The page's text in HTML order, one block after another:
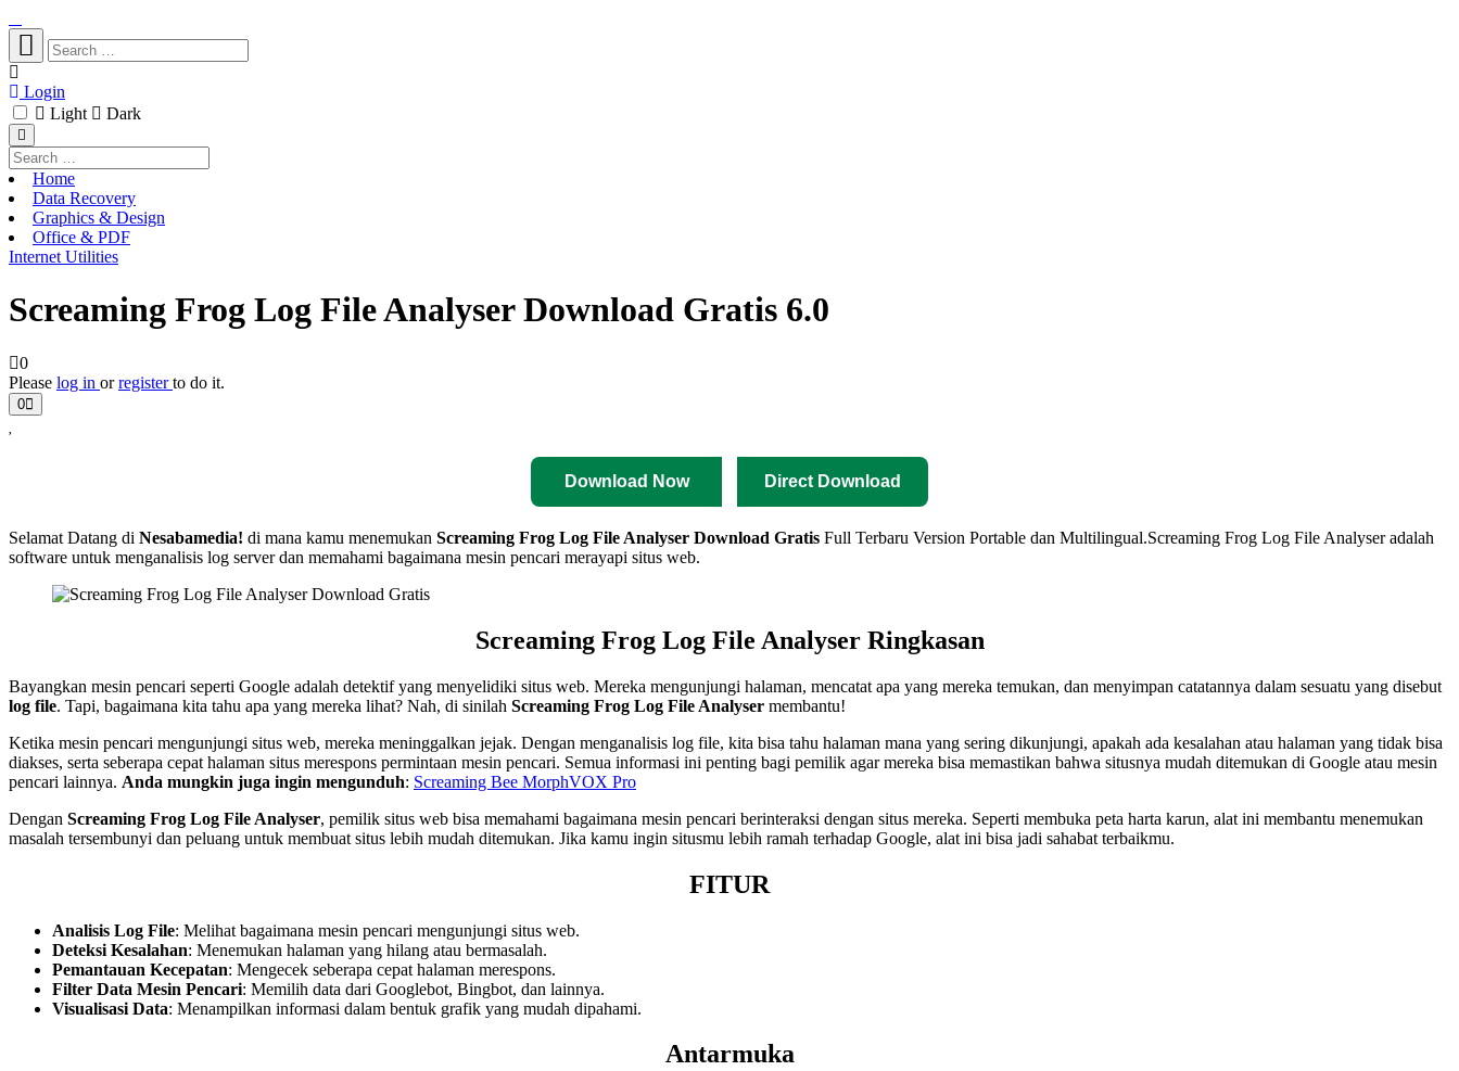
Login
Light
Dark
Home
Data Recovery
Graphics & Design
Office & PDF
Internet Utilities
Screaming Frog Log File Analyser Download Gratis 6.0
0
Please log in orregisterto do it.
0
Download Now Direct Download
Selamat Datang di Nesabamedia! di mana kamu menemukan Screaming Frog Log File Analyser Download Gratis Full Terbaru Version Portable dan Multilingual.Screaming Frog Log File Analyser adalah
software untuk menganalisis log server dan memahami bagaimana mesin pencari merayapi situs web.
Screaming Frog Log File Analyser Ringkasan
Bayangkan mesin pencari seperti Google adalah detektif yang menyelidiki situs web. Mereka mengunjungi halaman, mencatat apa yang mereka temukan, dan menyimpan catatannya dalam sesuatu yang disebut
log file. Tapi, bagaimana kita tahu apa yang mereka lihat? Nah, di sinilah Screaming Frog Log File Analyser membantu!
Ketika mesin pencari mengunjungi situs web, mereka meninggalkan jejak. Dengan menganalisis log file, kita bisa tahu halaman mana yang sering dikunjungi, apakah ada kesalahan atau halaman yang tidak bisa
diakses, serta seberapa cepat halaman situs merespons permintaan mesin pencari. Semua informasi ini penting bagi pemilik agar mereka bisa memastikan bahwa situsnya mudah ditemukan di Google atau mesin
pencari lainnya. Anda mungkin juga ingin mengunduh: Screaming Bee MorphVOX Pro
Dengan Screaming Frog Log File Analyser, pemilik situs web bisa memahami bagaimana mesin pencari berinteraksi dengan situs mereka. Seperti membuka peta harta karun, alat ini membantu menemukan
masalah tersembunyi dan peluang untuk membuat situs lebih mudah ditemukan. Jika kamu ingin situsmu lebih ramah terhadap Google, alat ini bisa jadi sahabat terbaikmu.
FITUR
Analisis Log File: Melihat bagaimana mesin pencari mengunjungi situs web.
Deteksi Kesalahan: Menemukan halaman yang hilang atau bermasalah.
Pemantauan Kecepatan: Mengecek seberapa cepat halaman merespons.
Filter Data Mesin Pencari: Memilih data dari Googlebot, Bingbot, dan lainnya.
Visualisasi Data: Menampilkan informasi dalam bentuk grafik yang mudah dipahami.
Antarmuka